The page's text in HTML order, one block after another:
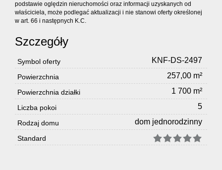
podstawie oględzin nieruchomości oraz informacji uzyskanych od
właściciela, może podlegać aktualizacji i nie stanowi oferty określonej
w art. 66 i następnych K.C.
Szczegóły
Symbol oferty KNF-DS-2497
Powierzchnia 257,00 m²
Powierzchnia działki 1 700 m²
Liczba pokoi 5
Rodzaj domu dom jednorodzinny
Standard